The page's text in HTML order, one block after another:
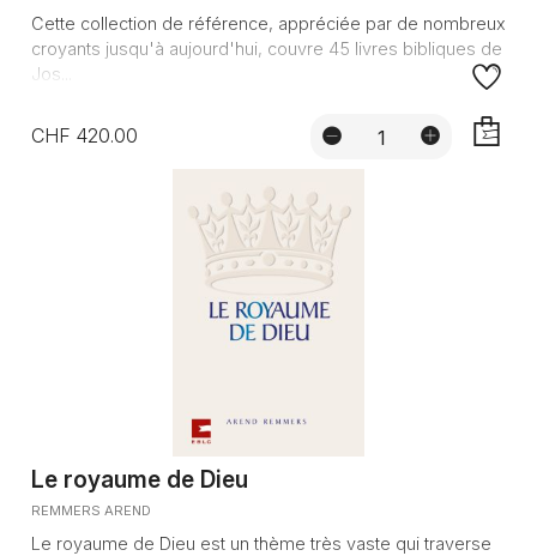
Cette collection de référence, appréciée par de nombreux
croyants jusqu'à aujourd'hui, couvre 45 livres bibliques de
Jos...
CHF 420.00
Le royaume de Dieu
REMMERS AREND
Le royaume de Dieu est un thème très vaste qui traverse